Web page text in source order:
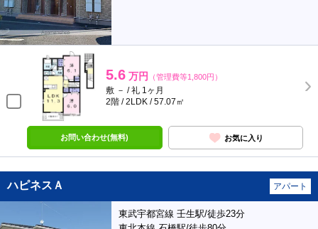
5.6 万円 （管理費等1,800円）
敷 － / 礼 1ヶ月
2階 / 2LDK / 57.07㎡
お問い合わせ(無料) お気に入り
ハピネスＡ アパート
東武宇都宮線 壬生駅/徒歩23分